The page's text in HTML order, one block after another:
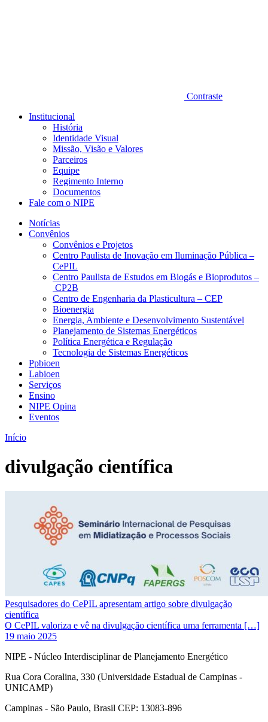
Contraste
Institucional
História
Identidade Visual
Missão, Visão e Valores
Parceiros
Equipe
Regimento Interno
Documentos
Fale com o NIPE
Notícias
Convênios
Convênios e Projetos
Centro Paulista de Inovação em Iluminação Pública –
CePIL
Centro Paulista de Estudos em Biogás e Bioprodutos –
CP2B
Centro de Engenharia da Plasticultura – CEP
Bioenergia
Energia, Ambiente e Desenvolvimento Sustentável
Planejamento de Sistemas Energéticos
Política Energética e Regulação
Tecnologia de Sistemas Energéticos
Ppbioen
Labioen
Serviços
Ensino
NIPE Opina
Eventos
Início
divulgação científica
Pesquisadores do CePIL apresentam artigo sobre divulgação
científica
O CePIL valoriza e vê na divulgação científica uma ferramenta […]
19 maio 2025
NIPE - Núcleo Interdisciplinar de Planejamento Energético
Rua Cora Coralina, 330 (Universidade Estadual de Campinas -
UNICAMP)
Campinas - São Paulo, Brasil CEP: 13083-896